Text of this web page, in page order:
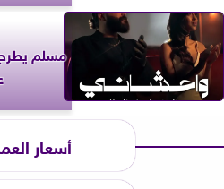
مسلم يطرح
أسعار